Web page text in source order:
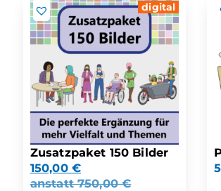
digital
Zusatzpaket 150 Bilder
150,00 €
anstatt750,00€